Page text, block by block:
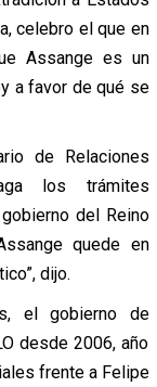
celebro el que en
Assange es un
a favor de qué se
de Relaciones
los trámites
del Reino
quede en
dijo.
el gobierno de
desde 2006, año
frente a Felipe